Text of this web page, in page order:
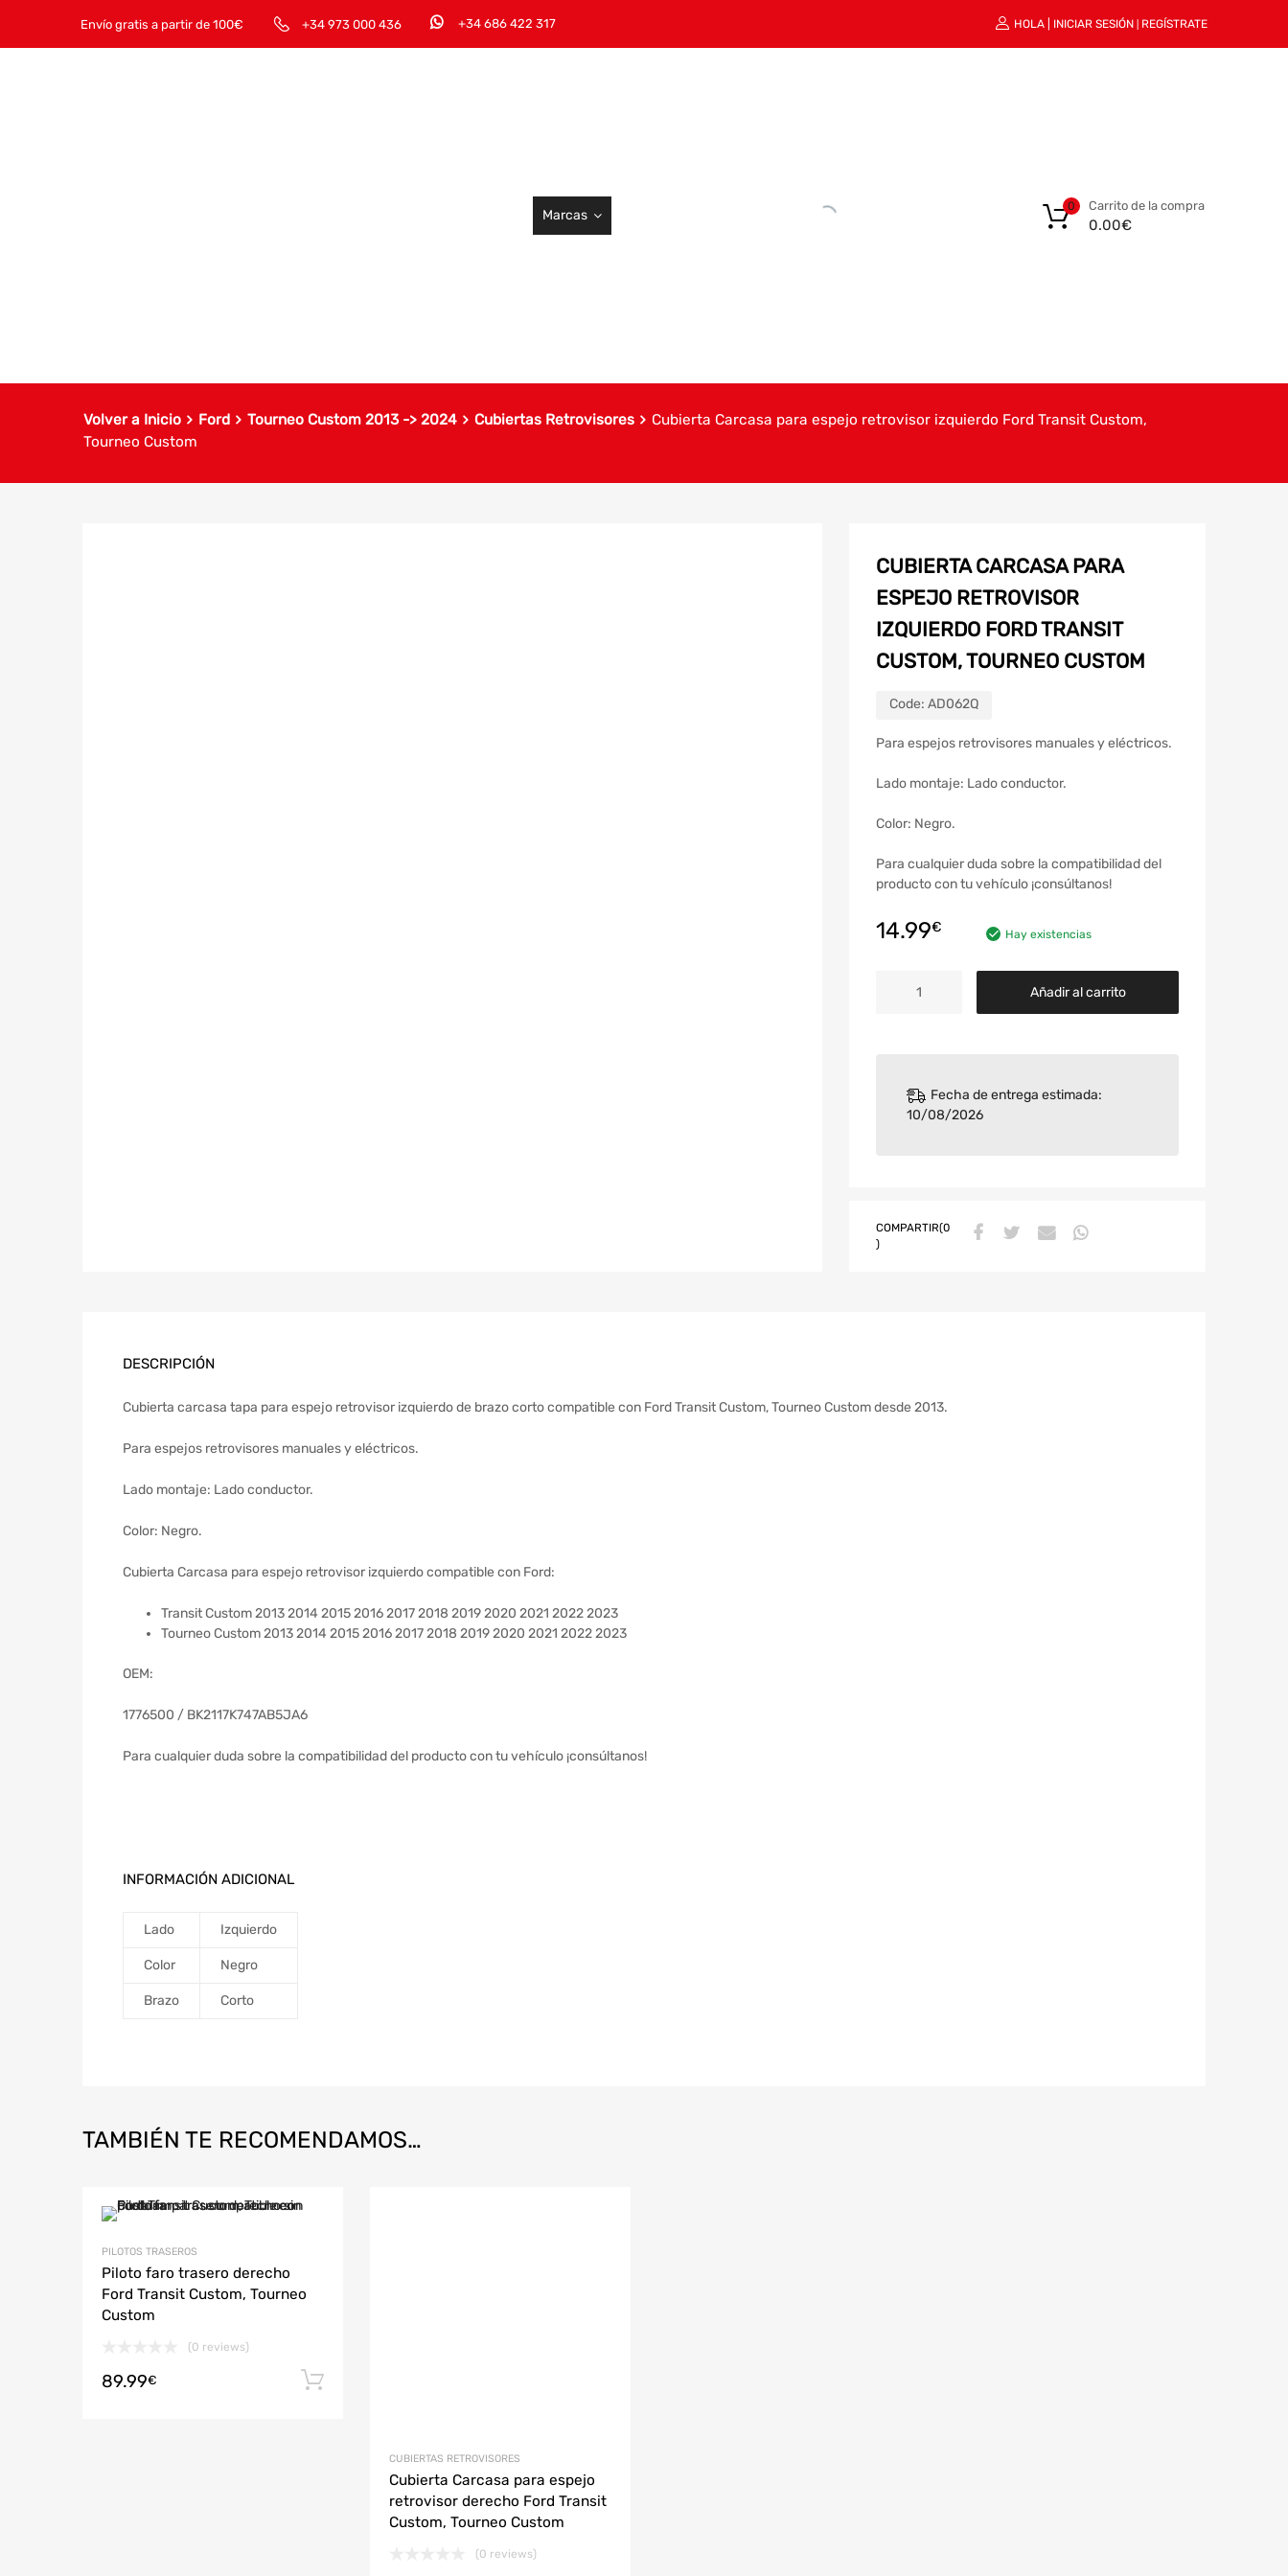
Envío gratis a partir de 100€ +34 973 000 436 +34 686 422 317 HOLA | INICIAR SESIÓN REGÍSTRATE
Marcas
Carrito de la compra
0.00€
0
Volver a Inicio Ford Tourneo Custom 2013 -> 2024 Cubiertas Retrovisores
Cubierta Carcasa para espejo retrovisor izquierdo Ford Transit Custom,
Tourneo Custom
CUBIERTA CARCASA PARA
ESPEJO RETROVISOR
IZQUIERDO FORD TRANSIT
CUSTOM, TOURNEO CUSTOM
Code: AD062Q
Para espejos retrovisores manuales y eléctricos.
Lado montaje: Lado conductor.
Color: Negro.
Para cualquier duda sobre la compatibilidad del
producto con tu vehículo ¡consúltanos!
14.99€ Hay existencias
Añadir al carrito
Fecha de entrega estimada:
10/08/2026
COMPARTIR(0
)
DESCRIPCIÓN
Cubierta carcasa tapa para espejo retrovisor izquierdo de brazo corto compatible con Ford Transit Custom, Tourneo Custom desde 2013.
Para espejos retrovisores manuales y eléctricos.
Lado montaje: Lado conductor.
Color: Negro.
Cubierta Carcasa para espejo retrovisor izquierdo compatible con Ford:
Transit Custom 2013 2014 2015 2016 2017 2018 2019 2020 2021 2022 2023
Tourneo Custom 2013 2014 2015 2016 2017 2018 2019 2020 2021 2022 2023
OEM:
1776500 / BK2117K747AB5JA6
Para cualquier duda sobre la compatibilidad del producto con tu vehículo ¡consúltanos!
INFORMACIÓN ADICIONAL
Lado Izquierdo
Color Negro
Brazo Corto
TAMBIÉN TE RECOMENDAMOS…
PILOTOS TRASEROS
Piloto faro trasero derecho
Ford Transit Custom, Tourneo
Custom
(0 reviews)
89.99€
CUBIERTAS RETROVISORES
Cubierta Carcasa para espejo
retrovisor derecho Ford Transit
Custom, Tourneo Custom
(0 reviews)